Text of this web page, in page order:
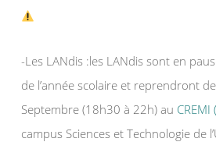
-Les LANdis :les LANdis sont en
de l’année scolaire et reprendront
Septembre (18h30 à 22h) au
campus Sciences et Technologie de